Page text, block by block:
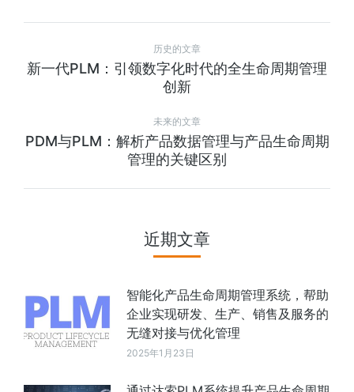
历史的文章
新一代PLM：引领数字化时代的全生命周期管理
创新
未来的文章
PDM与PLM：解析产品数据管理与产品生命周期
管理的关键区别
近期文章
智能化产品生命周期管理系统，帮助
企业实现研发、生产、销售及服务的
无缝对接与优化管理
2025年1月23日